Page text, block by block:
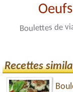
Boulettes de
Recettes